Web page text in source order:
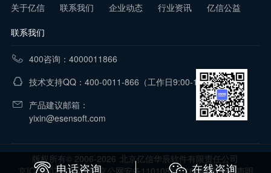
关于亿信 联系我们 企业动态 行业资讯 亿信公益
联系我们
400咨询：4000011866
技术支持QQ：400-0011-866 （工作日9:00-18:00）
产品建议邮箱：
yixin@esensoft.com
版权所有© 2006-2026 北京亿信华辰软件有限责任公司
京ICP备07017321号 京公网安备11010802016281号 免责声明
电话咨询 在线咨询